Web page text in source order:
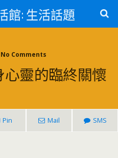
館: 生活話題
No Comments
靈的臨終關懷
Pin Mail SMS